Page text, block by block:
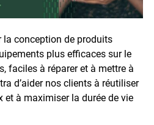
la conception de produits
plus efficaces sur le
faciles à réparer et à mettre à
d’aider nos clients à réutiliser
et à maximiser la durée de vie